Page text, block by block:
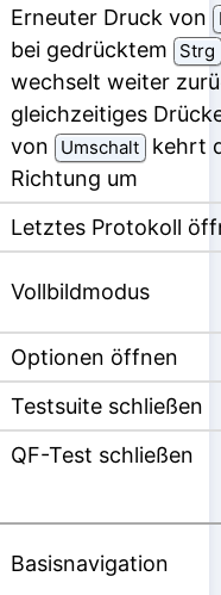
Erneuter Druck von
bei gedrücktem Strg
wechselt weiter
gleichzeitiges
von
Umschalt kehrt
Richtung um
Letztes Protokoll
Vollbildmodus
Optionen öffnen
Testsuite schließen
QF-Test schließen
Basisnavigation